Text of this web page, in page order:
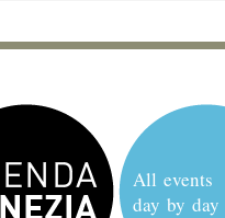
All events
day by day